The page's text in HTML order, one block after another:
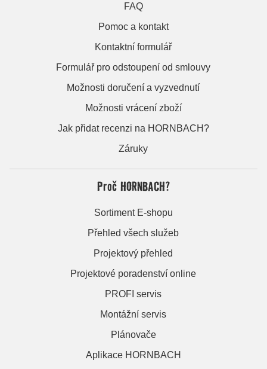
FAQ
Pomoc a kontakt
Kontaktní formulář
Formulář pro odstoupení od smlouvy
Možnosti doručení a vyzvednutí
Možnosti vrácení zboží
Jak přidat recenzi na HORNBACH?
Záruky
Proč HORNBACH?
Sortiment E-shopu
Přehled všech služeb
Projektový přehled
Projektové poradenství online
PROFI servis
Montážní servis
Plánovače
Aplikace HORNBACH